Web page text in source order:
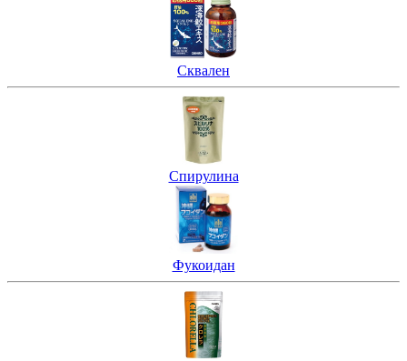
Сквален
Спирулина
Фукоидан